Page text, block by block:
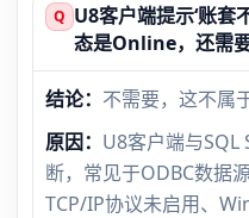
Q U8客户端提示‘账套
态是Online，还需
结论： 不需要，这不属
原因： U8客户端与SQL
断，常见于ODBC数据
TCP/IP协议未启用、